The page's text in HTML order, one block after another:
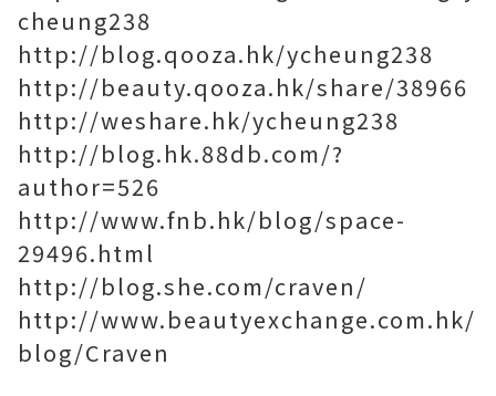
cheung238
http://blog.qooza.hk/ycheung238
http://beauty.qooza.hk/share/38966
http://weshare.hk/ycheung238
http://blog.hk.88db.com/?
author=526
http://www.fnb.hk/blog/space-
29496.html
http://blog.she.com/craven/
http://www.beautyexchange.com.hk/
blog/Craven